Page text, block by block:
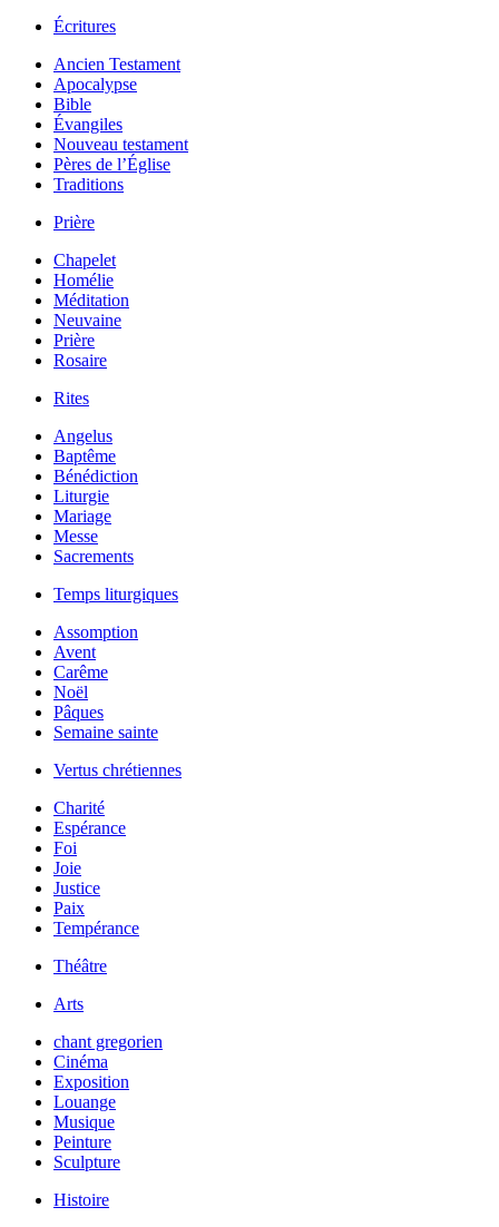
Écritures
Ancien Testament
Apocalypse
Bible
Évangiles
Nouveau testament
Pères de l’Église
Traditions
Prière
Chapelet
Homélie
Méditation
Neuvaine
Prière
Rosaire
Rites
Angelus
Baptême
Bénédiction
Liturgie
Mariage
Messe
Sacrements
Temps liturgiques
Assomption
Avent
Carême
Noël
Pâques
Semaine sainte
Vertus chrétiennes
Charité
Espérance
Foi
Joie
Justice
Paix
Tempérance
Théâtre
Arts
chant gregorien
Cinéma
Exposition
Louange
Musique
Peinture
Sculpture
Histoire